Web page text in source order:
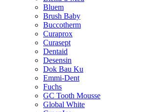
Bluem
Brush Baby
Buccotherm
Curaprox
Curasept
Dentaid
Desensin
Dok Bau Ku
Emmi-Dent
Fuchs
GC Tooth Mousse
Global White